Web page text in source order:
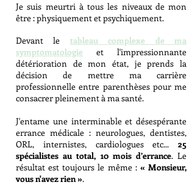
Je suis meurtri à tous les niveaux de mon
être : physiquement et psychiquement.
Devant le tableau complexe de ma
symptomatologie et l'impressionnante
détérioration de mon état, je prends la
décision de mettre ma carrière
professionnelle entre parenthèses pour me
consacrer pleinement à ma santé.
J'entame une interminable et désespérante
errance médicale : neurologues, dentistes,
ORL, internistes, cardiologues etc... 25
spécialistes au total, 10 mois d’errance. Le
résultat est toujours le même : « Monsieur,
vous n'avez rien ».